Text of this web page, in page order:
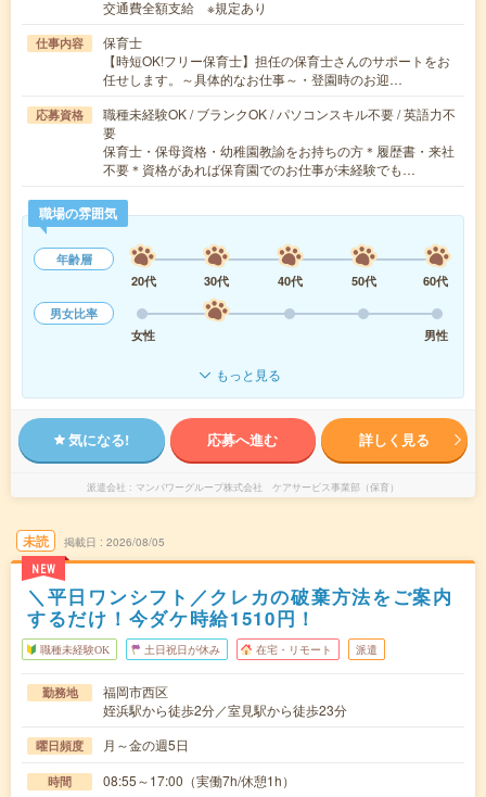
交通費全額支給 ※規定あり
仕事内容
保育士
【時短OK!フリー保育士】担任の保育士さんのサポートをお
任せします。～具体的なお仕事～・登園時のお迎…
応募資格
職種未経験OK / ブランクOK / パソコンスキル不要 / 英語力不
要
保育士・保母資格・幼稚園教諭をお持ちの方＊履歴書・来社
不要＊資格があれば保育園でのお仕事が未経験でも…
職場の雰囲気
年齢層
20代
30代 40代 50代
60代
男女比率
女性
男性
もっと見る
気になる! 応募へ進む 詳しく見る
派遣会社 マンパワーグループ株式会社 ケアサービス事業部（保育）
未読
NEW
掲載日 2026/08/05
＼平日ワンシフト／クレカの破棄方法をご案内
するだけ！今ダケ時給1510円！
職種未経験OK 土日祝日が休み 在宅・リモート 派遣
勤務地
福岡市西区
姪浜駅から徒歩2分／室見駅から徒歩23分
曜日頻度 月～金の週5日
時間 08:55～17:00（実働7h/休憩1h）